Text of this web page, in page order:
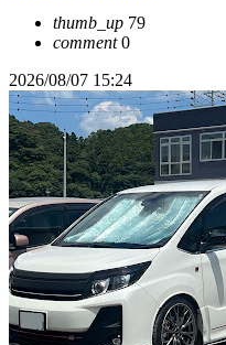
thumb_up 79
comment0
2026/08/07 15:24